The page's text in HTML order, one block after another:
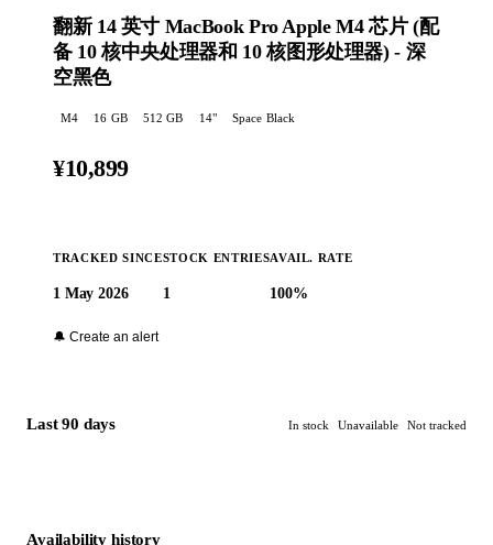
翻新 14 英寸 MacBook Pro Apple M4 芯片 (配
备 10 核中央处理器和 10 核图形处理器) - 深
空黑色
M4 16 GB 512 GB 14" Space Black
¥10,899
TRACKED SINCE
1 May 2026
STOCK ENTRIES
1
AVAIL. RATE
100%
🔔 Create an alert
Last 90 days In stock Unavailable Not tracked
Availability history